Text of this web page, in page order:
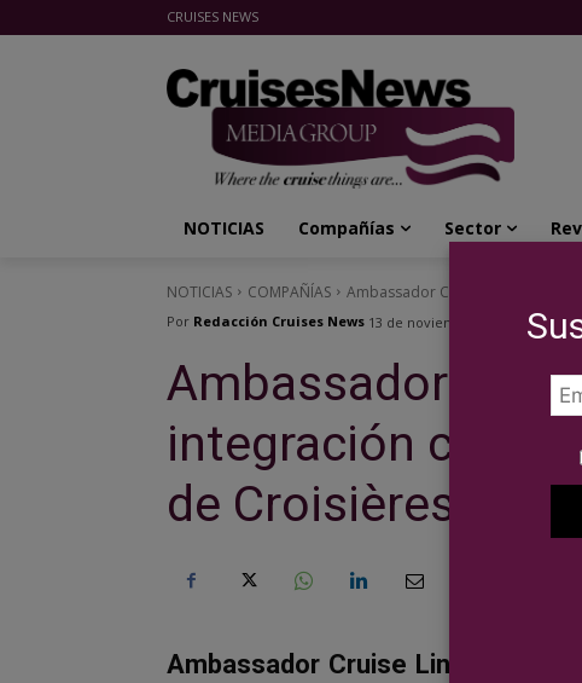
CRUISES NEWS
NOTICIAS Compañías Sector
NOTICIAS COMPAÑÍAS Ambassador Cruise Line
Por Redacción Cruises News 13 de noviembre de 2025
Ambassador
integración con
de Croisières
Ambassador Cruise Line